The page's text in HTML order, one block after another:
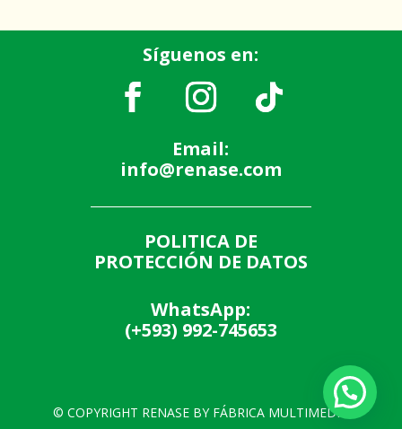
Síguenos en:
Email:
info@renase.com
POLITICA DE
PROTECCIÓN DE DATOS
WhatsApp:
(+593) 992-745653
© COPYRIGHT RENASE BY FÁBRICA MULTIMEDIA